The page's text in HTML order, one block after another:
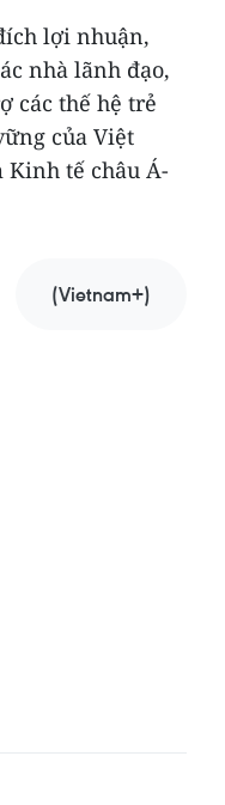
lợi nhuận,
nhà lãnh đạo,
các thế hệ trẻ
của Việt
tế châu Á-
(Vietnam+)